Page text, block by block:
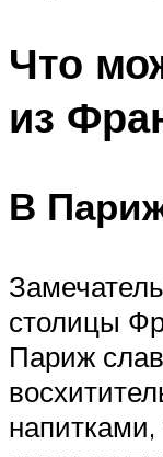
Что
из
В
столицы
Париж